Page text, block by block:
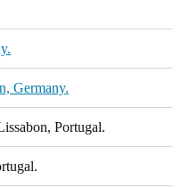
Germany.
Portugal.